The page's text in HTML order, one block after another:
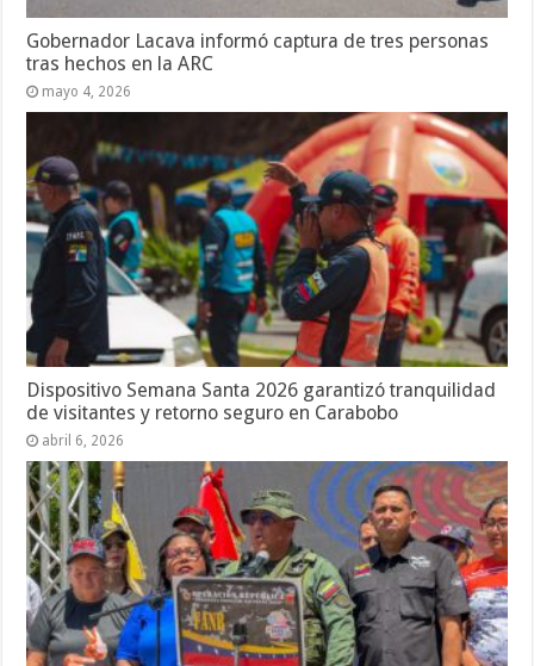
Gobernador Lacava informó captura de tres personas
tras hechos en la ARC
mayo 4, 2026
Dispositivo Semana Santa 2026 garantizó tranquilidad
de visitantes y retorno seguro en Carabobo
abril 6, 2026